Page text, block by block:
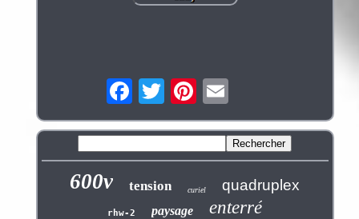
600v tension curiel quadruplex
rhw-2 paysage enterré